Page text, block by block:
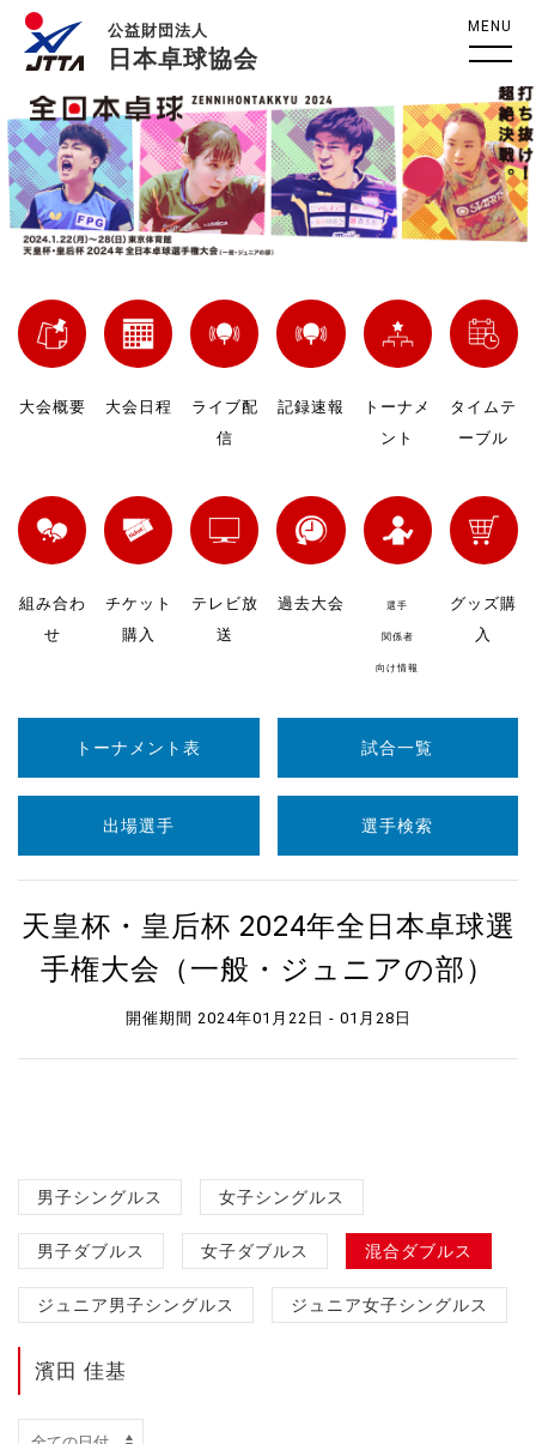
公益財団法人
日本卓球協会
MENU
大会概要 大会日程
ライブ配
信
記録速報
トーナメ
ント
タイムテ
ーブル
組み合わ
せ
チケット
購入
テレビ放
送
過去大会 選手
関係者
向け情報
グッズ購
入
トーナメント表 試合一覧
出場選手 選手検索
天皇杯・皇后杯 2024年全日本卓球選
手権大会（一般・ジュニアの部）
開催期間 2024年01月22日 - 01月28日
男子シングルス 女子シングルス
男子ダブルス 女子ダブルス 混合ダブルス
ジュニア男子シングルス ジュニア女子シングルス
濱田 佳基